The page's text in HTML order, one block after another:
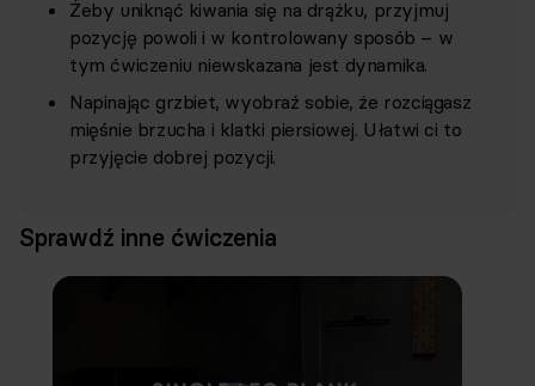
Żeby uniknąć kiwania się na drążku, przyjmuj
pozycję powoli i w kontrolowany sposób – w
tym ćwiczeniu niewskazana jest dynamika.
Napinając grzbiet, wyobraź sobie, że rozciągasz
mięśnie brzucha i klatki piersiowej. Ułatwi ci to
przyjęcie dobrej pozycji.
Sprawdź inne ćwiczenia